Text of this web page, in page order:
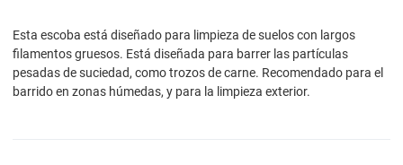
Esta escoba está diseñado para limpieza de suelos con largos
filamentos gruesos. Está diseñada para barrer las partículas
pesadas de suciedad, como trozos de carne. Recomendado para el
barrido en zonas húmedas, y para la limpieza exterior.